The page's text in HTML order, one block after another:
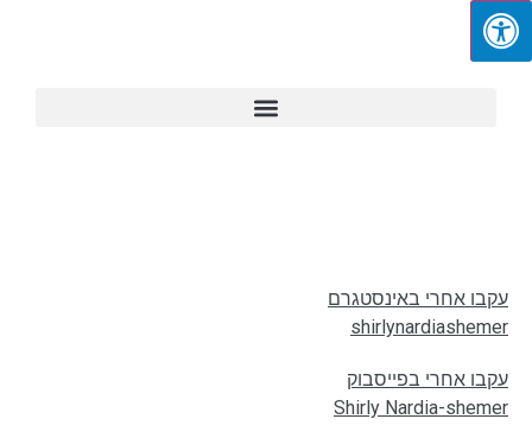
עקבו אחרי באינסטגרם
shirlynardiashemer
עקבו אחרי בפייסבוק
Shirly Nardia-shemer